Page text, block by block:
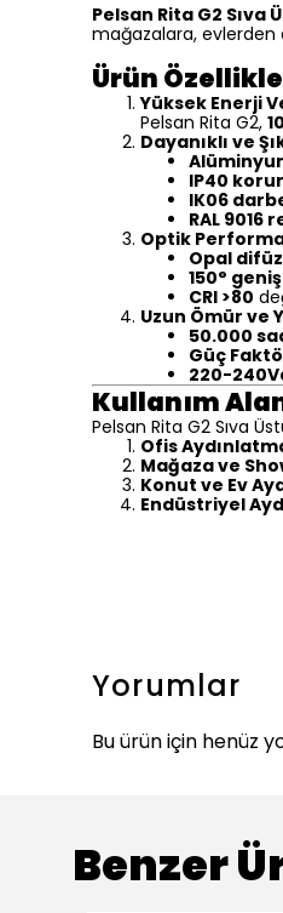
Pelsan Rita G2
mağazalara, evlerden
Ürün
Yüksek Enerji
Pelsan Rita G2,
Dayanıklı ve
IP40
IK06
RAL 9016
Optik
Opal
150° geniş
CRI >80
Uzun Ömür ve
50.000
Güç
220-
Kullanım
Pelsan Rita G2 Sıva
Ofis
Mağaza ve
Konut ve Ev
Endüstriyel
Yorumlar
Bu ürün için henüz
Benzer